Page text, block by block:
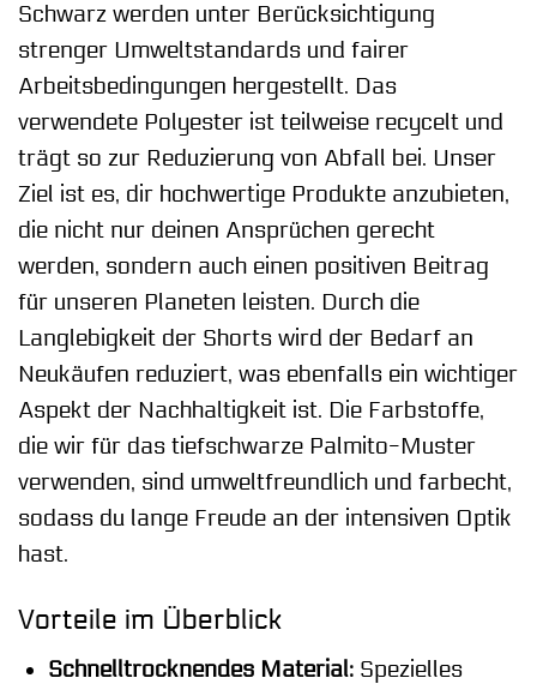
Schwarz werden unter Berücksichtigung
strenger Umweltstandards und fairer
Arbeitsbedingungen hergestellt. Das
verwendete Polyester ist teilweise recycelt und
trägt so zur Reduzierung von Abfall bei. Unser
Ziel ist es, dir hochwertige Produkte anzubieten,
die nicht nur deinen Ansprüchen gerecht
werden, sondern auch einen positiven Beitrag
für unseren Planeten leisten. Durch die
Langlebigkeit der Shorts wird der Bedarf an
Neukäufen reduziert, was ebenfalls ein wichtiger
Aspekt der Nachhaltigkeit ist. Die Farbstoffe,
die wir für das tiefschwarze Palmito-Muster
verwenden, sind umweltfreundlich und farbecht,
sodass du lange Freude an der intensiven Optik
hast.
Vorteile im Überblick
Schnelltrocknendes Material:Spezielles